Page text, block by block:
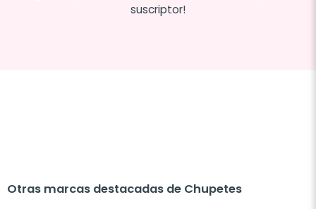
suscriptor!
Otras marcas destacadas de Chupetes